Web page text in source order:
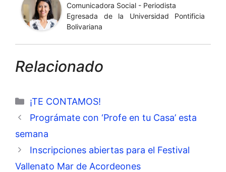
Comunicadora Social - Periodista
Egresada de la Universidad Pontificia
Bolivariana
Relacionado
Categorías
¡TE CONTAMOS!
Prográmate con ‘Profe en tu Casa’ esta
semana
Inscripciones abiertas para el Festival
Vallenato Mar de Acordeones